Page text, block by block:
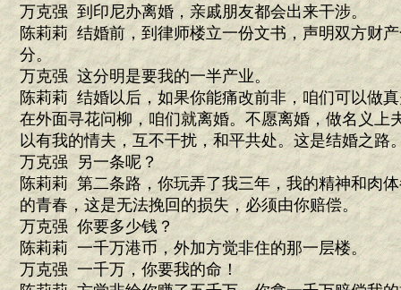
万克强 到印尼办离婚，亲戚朋友都会出来干涉。
陈莉莉 结婚前，到律师楼立一份文书，声明双方财
分。
万克强 这分明是要我的一半产业。
陈莉莉 结婚以后，如果你能痛改前非，咱们可以做
在外面寻花问柳，咱们就离婚。不愿离婚，做名义上
以有我的情夫，互不干扰，和平共处。这是结婚之路
万克强 另一条呢？
陈莉莉 第二条路，你玩弄了我三年，我的精神和肉
的青春，这是无法挽回的损失，必须由你赔偿。
万克强 你要多少钱？
陈莉莉 一千万港币，外加方觉非住的那一层楼。
万克强 一千万，你要我的命！